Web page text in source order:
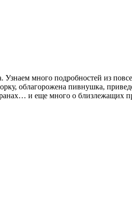
Узнаем много подробностей из
облагорожена пивнушка,
и еще много о близлежащих